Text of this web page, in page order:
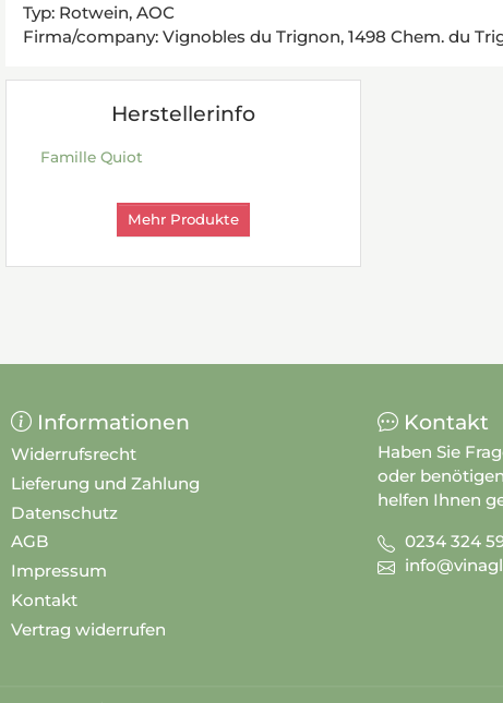
Typ: Rotwein, AOC
Firma/company: Vignobles du Trignon, 1498 Chem. du
Herstellerinfo
Famille Quiot
Mehr Produkte
Informationen
Widerrufsrecht
Lieferung und Zahlung
Datenschutz
AGB
Impressum
Kontakt
Vertrag widerrufen
Kontakt
Haben Sie
oder
helfen Ihnen
0234 324